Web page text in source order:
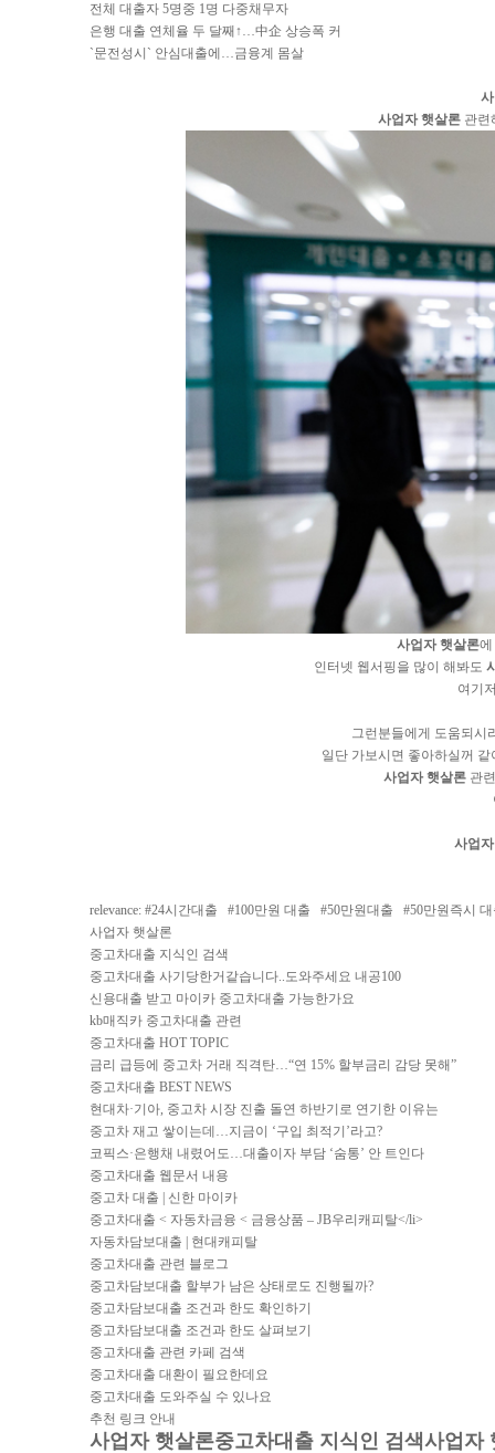
전체 대출자 5명중 1명 다중채무자
은행 대출 연체율 두 달째↑…中企 상승폭 커
`문전성시` 안심대출에…금융계 몸살
사업자 햇살론 관련
사업자 햇살론에
인터넷 웹서핑을 많이 해봐도
여기
그런분들에게 도움되시
일단 가보시면 좋아하실꺼
사업자 햇살론관련
사업
relevance: #24시간대출 #100만원 대출 #50만원대출 #50만원즉시
사업자 햇살론
중고차대출 지식인 검색
중고차대출 사기당한거같습니다..도와주세요 내공100
신용대출 받고 마이카 중고차대출 가능한가요
kb매직카 중고차대출 관련
중고차대출 HOT TOPIC
금리 급등에 중고차 거래 직격탄…“연 15% 할부금리 감당 못해”
중고차대출 BEST NEWS
현대차·기아, 중고차 시장 진출 돌연 하반기로 연기한 이유는
중고차 재고 쌓이는데…지금이 ‘구입 최적기’라고?
코픽스·은행채 내렸어도…대출이자 부담 ‘숨통’ 안 트인다
중고차대출 웹문서 내용
중고차 대출 | 신한 마이카
중고차대출 < 자동차금융 < 금융상품 – JB우리캐피탈</li>
자동차담보대출 | 현대캐피탈
중고차대출 관련 블로그
중고차담보대출 할부가 남은 상태로도 진행될까?
중고차담보대출 조건과 한도 확인하기
중고차담보대출 조건과 한도 살펴보기
중고차대출 관련 카페 검색
중고차대출 대환이 필요한데요
중고차대출 도와주실 수 있나요
추천 링크 안내
사업자 햇살론중고차대출 지식인 검색사업자